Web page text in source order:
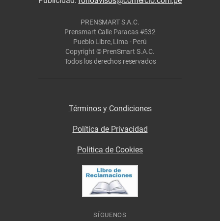
PRENSMART S.A.C.
Prensmart Calle Paracas #532
Pueblo Libre, Lima - Perú
Copyright © PrenSmart S.A.C.
Todos los derechos reservados
Términos y Condiciones
Política de Privacidad
Politica de Cookies
SÍGUENOS